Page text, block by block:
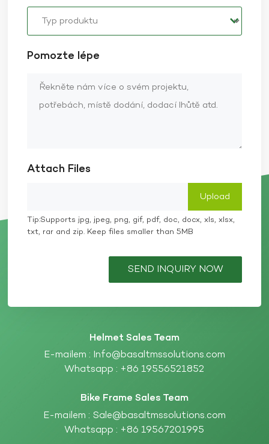
Pomozte lépe
Attach Files
Tip:Supports jpg, jpeg, png, gif, pdf, doc, docx, xls, xlsx,
txt, rar and zip. Keep files smaller than 5MB
SEND INQUIRY NOW
Helmet Sales Team
E-mailem : Info@basaltmssolutions.com
Whatsapp : +86 19556521852
Bike Frame Sales Team
E-mailem : Sale@basaltmssolutions.com
Whatsapp : +86 19567201995